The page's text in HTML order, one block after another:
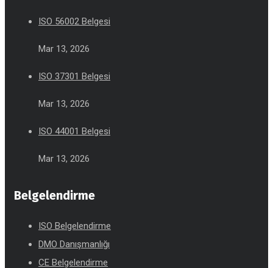
ISO 56002 Belgesi
Mar 13, 2026
ISO 37301 Belgesi
Mar 13, 2026
ISO 44001 Belgesi
Mar 13, 2026
Belgelendirme
ISO Belgelendirme
DMO Danışmanlığı
CE Belgelendirme